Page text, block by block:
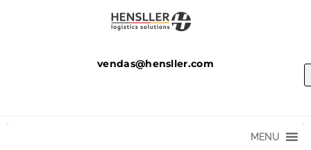
vendas@hensller.com
MENU